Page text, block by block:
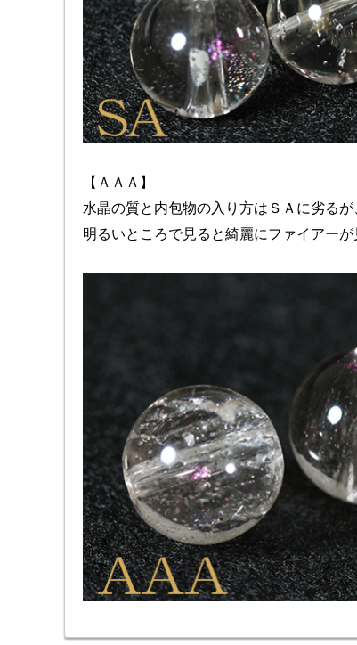
【ＡＡＡ】
水晶の質と内包物の入り方はＳＡに劣るが
明るいところで見ると綺麗にファイアーが